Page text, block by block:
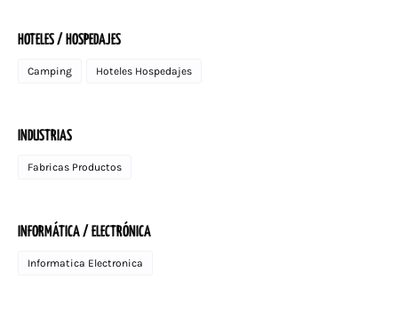
HOTELES / HOSPEDAJES
Camping Hoteles Hospedajes
INDUSTRIAS
Fabricas Productos
INFORMÁTICA / ELECTRÓNICA
Informatica Electronica